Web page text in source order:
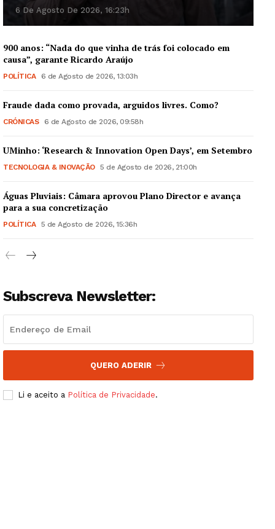
Guimarães, agora!
Institucional
Artigos
Edição Digital
6 De Agosto De 2026, 16:23h
900 anos: “Nada do que vinha de trás foi colocado em
causa”, garante Ricardo Araújo
POLÍTICA 6 de Agosto de 2026, 13:03h
Fraude dada como provada, arguidos livres. Como?
CRÓNICAS 6 de Agosto de 2026, 09:58h
UMinho: ‘Research & Innovation Open Days’, em Setembro
TECNOLOGIA & INOVAÇÃO 5 de Agosto de 2026, 21:00h
Águas Pluviais: Câmara aprovou Plano Director e avança
para a sua concretização
POLÍTICA 5 de Agosto de 2026, 15:36h
Subscreva Newsletter:
QUERO ADERIR
Li e aceito a Política de Privacidade.